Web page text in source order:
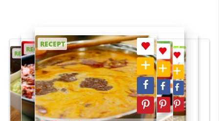
RECEPT
RECEPT
RECEPT
RECEPT
RECEPT